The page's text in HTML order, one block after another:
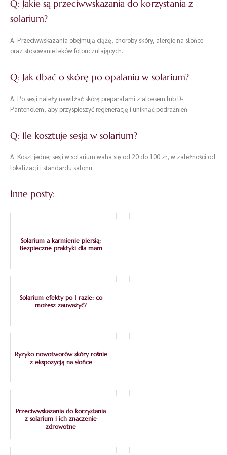
Q: Jakie są przeciwwskazania do korzystania z
solarium?
A: Przeciwwskazania obejmują ciążę, choroby skóry, alergie na słońce
oraz stosowanie leków fotouczulających.
Q: Jak dbać o skórę po opalaniu w solarium?
A: Po sesji należy nawilżać skórę preparatami z aloesem lub D-
Pantenolem, aby przyspieszyć regenerację i uniknąć podrażnień.
Q: Ile kosztuje sesja w solarium?
A: Koszt jednej sesji w solarium waha się od 20 do 100 zł, w zależności od
lokalizacji i standardu salonu.
Inne posty:
Solarium a karmienie piersią:
Bezpieczne praktyki dla mam
Solarium efekty po 1 razie: co
możesz zauważyć?
Ryzyko nowotworów skóry rośnie
z ekspozycją na słońce
Przeciwwskazania do korzystania
z solarium i ich znaczenie
zdrowotne